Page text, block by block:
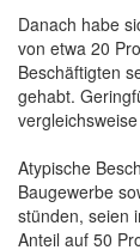
Danach habe
von etwa 20
Beschäftigten
gehabt.
Atypische
Baugewerbe
stünden, seien
Anteil auf 50